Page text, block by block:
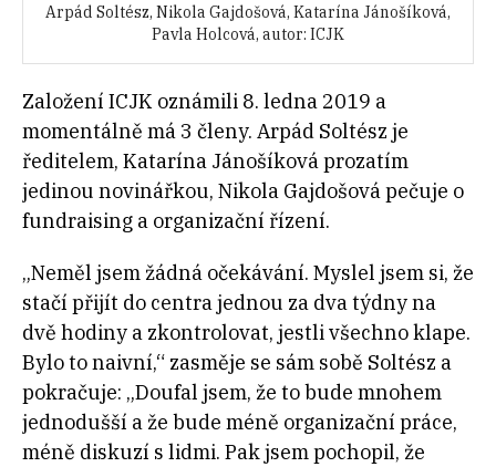
Arpád Soltész, Nikola Gajdošová, Katarína Jánošíková,
Pavla Holcová, autor: ICJK
Založení ICJK oznámili 8. ledna 2019 a
momentálně má 3 členy. Arpád Soltész je
ředitelem, Katarína Jánošíková prozatím
jedinou novinářkou, Nikola Gajdošová pečuje o
fundraising a organizační řízení.
„Neměl jsem žádná očekávání. Myslel jsem si, že
stačí přijít do centra jednou za dva týdny na
dvě hodiny a zkontrolovat, jestli všechno klape.
Bylo to naivní,“ zasměje se sám sobě Soltész a
pokračuje: „Doufal jsem, že to bude mnohem
jednodušší a že bude méně organizační práce,
méně diskuzí s lidmi. Pak jsem pochopil, že